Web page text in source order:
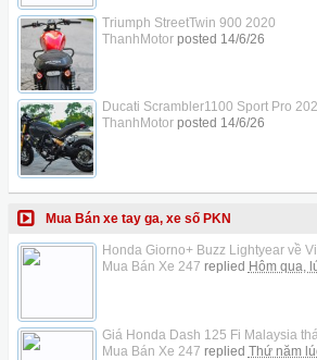
Triumph StreetTwin 900 2020
ThanhMotorposted 14/6/26
Ducati Scrambler1100 Sport Pro
ThanhMotorposted 14/6/26
Mua Bán xe tay ga, xe số PKN
Honda Giorno+ Buzz Lightyear về
Mua Bán Xe 247 replied Hôm qua,
Giá Honda Dash 125 Fi Malaysia
Mua Bán Xe 247 replied Thứ năm